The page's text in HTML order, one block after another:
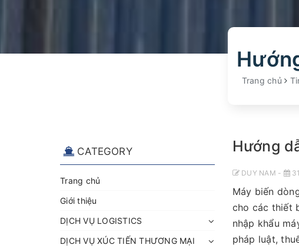
Trang chủ
Hướng
DUY NAM -
Máy biến
cho các thiết
nhập khẩu
pháp luật,
CATEGORY
Trang chủ
Giới thiệu
DỊCH VỤ LOGISTICS
DỊCH VỤ XÚC TIẾN THƯƠNG MẠI